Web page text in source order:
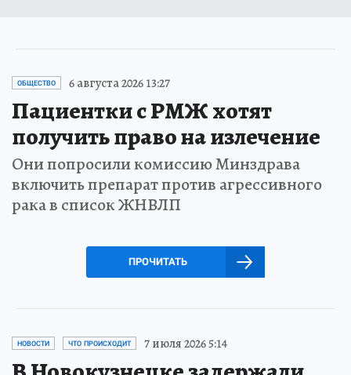
ОБЩЕСТВО 6 августа 2026 13:27
Пациентки с РМЖ хотят
получить право на излечение
Они попросили комиссию Минздрава
включить препарат против агрессивного
рака в список ЖНВЛП
ПРОЧИТАТЬ
НОВОСТИ ЧТО ПРОИСХОДИТ 7 июля 2026 5:14